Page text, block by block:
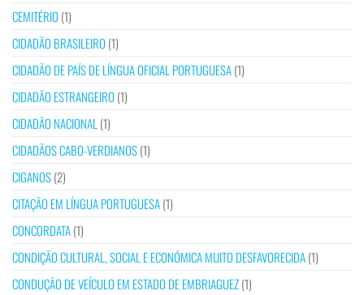
CEMITÉRIO (1)
CIDADÃO BRASILEIRO (1)
CIDADÃO DE PAÍS DE LÍNGUA OFICIAL PORTUGUESA(1)
CIDADÃO ESTRANGEIRO (1)
CIDADÃO NACIONAL (1)
CIDADÃOS CABO-VERDIANOS(1)
CIGANOS(2)
CITAÇÃO EM LÍNGUA PORTUGUESA(1)
CONCORDATA(1)
CONDIÇÃO CULTURAL, SOCIAL E ECONÓMICA MUITO DESFAVORECIDA(1)
CONDUÇÃO DE VEÍCULO EM ESTADO DE EMBRIAGUEZ(1)